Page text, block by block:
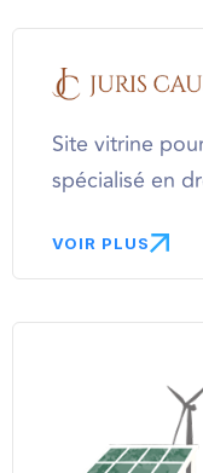
Site vitrine
spécialisé en
VOIR PLUS